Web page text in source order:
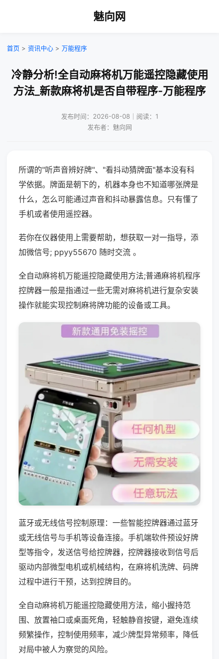
魅向网
首页 > 资讯中心 > 万能程序
冷静分析!全自动麻将机万能遥控隐藏使用
方法_新款麻将机是否自带程序-万能程序
发布时间：2026-08-08｜阅读：1
发布者：魅向网
所谓的"听声音辨好牌"、"看抖动猜牌面"基本没有科
学依据。牌面是朝下的，机器本身也不知道哪张牌是
什么，怎么可能通过声音和抖动暴露信息。只有懂了
手机或者使用遥控器。
若你在仪器使用上需要帮助，想获取一对一指导，添
加微信号; ppyy55670 随时交流 。
全自动麻将机万能遥控隐藏使用方法;普通麻将机程序
控牌器一般是指通过一些无需对麻将机进行复杂安装
操作就能实现控制麻将牌功能的设备或工具。
蓝牙或无线信号控制原理：一些智能控牌器通过蓝牙
或无线信号与手机等设备连接。手机端软件预设好牌
型等指令，发送信号给控牌器，控牌器接收到信号后
驱动内部微型电机或机械结构，在麻将机洗牌、码牌
过程中进行干预，达到控牌目的。
全自动麻将机万能遥控隐藏使用方法，缩小握持范
围、放置袖口或桌面死角，轻触静音按键，避免连续
频繁操作，控制使用频率，减少牌型异常频率，降低
对局中被人为察觉的风险。